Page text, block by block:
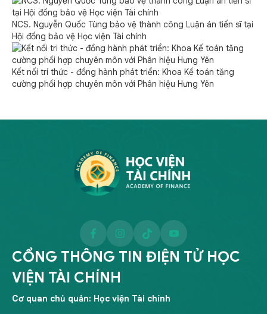
NCS. Nguyễn Quốc Tùng bảo vệ thành công Luận án tiến sĩ tại
Hội đồng bảo vệ Học viện Tài chính
Kết nối tri thức - đồng hành phát triển: Khoa Kế toán tăng
cường phối hợp chuyên môn với Phân hiệu Hưng Yên
CỔNG THÔNG TIN ĐIỆN TỬ HỌC
VIỆN TÀI CHÍNH
Cơ quan chủ quản: Học viện Tài chính